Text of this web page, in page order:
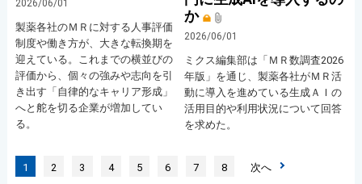
2026/06/01
製薬各社のＭＲに対する人事評価
制度や働き方が、大きな転換期を
迎えている。これまでの横並びの
評価から、個々の強みや志向を引
き出す「自律的なキャリア形成」
へと舵を切る企業が増加してい
る。
か
2026/06/01
ミクス編集部は「ＭＲ数調査2026
年版」を通じ、製薬各社がＭＲ活
動に導入を進めている生成ＡＩの
活用目的や利用状況について回答
を求めた。
1 2 3 4 5 6 7 8 次へ